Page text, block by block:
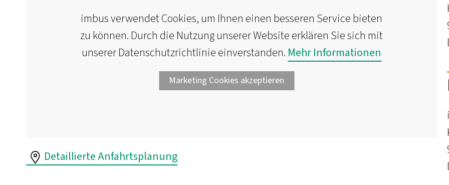
imbus verwendet Cookies, um Ihnen einen besseren Service bieten
zu können. Durch die Nutzung unserer Website erklären Sie sich mit
unserer Datenschutzrichtlinie einverstanden. Mehr Informationen
Marketing Cookies akzeptieren
Detaillierte Anfahrtsplanung